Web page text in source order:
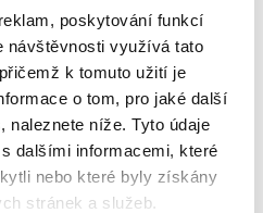
poskytování funkcí
návštěvnosti využívá tato
k tomuto užití je
o tom, pro jaké další
naleznete níže. Tyto údaje
dalšími informacemi, které
nebo které byly získány
stránek a služeb.
TOP z našich…
Zobrazit více